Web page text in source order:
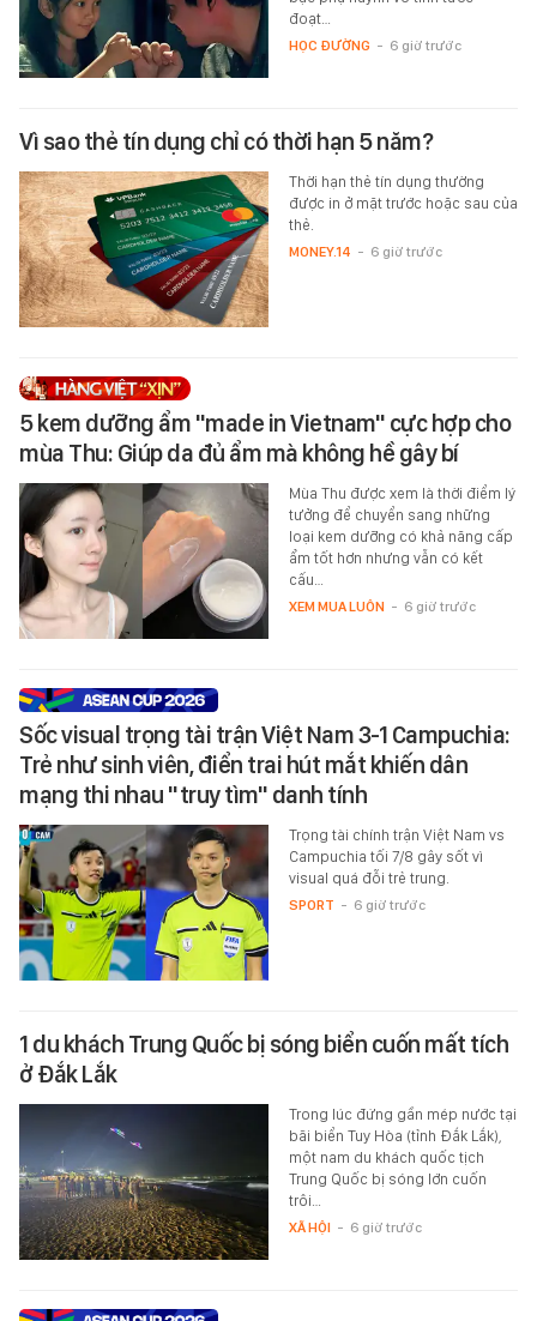
đoạt…
HỌC ĐƯỜNG - 6 giờ trước
Vì sao thẻ tín dụng chỉ có thời hạn 5 năm?
Thời hạn thẻ tín dụng thường
được in ở mặt trước hoặc sau của
thẻ.
MONEY.14 - 6 giờ trước
5 kem dưỡng ẩm "made in Vietnam" cực hợp cho
mùa Thu: Giúp da đủ ẩm mà không hề gây bí
Mùa Thu được xem là thời điểm lý
tưởng để chuyển sang những
loại kem dưỡng có khả năng cấp
ẩm tốt hơn nhưng vẫn có kết
cấu…
XEM MUA LUÔN - 6 giờ trước
Sốc visual trọng tài trận Việt Nam 3-1 Campuchia:
Trẻ như sinh viên, điển trai hút mắt khiến dân
mạng thi nhau "truy tìm" danh tính
Trọng tài chính trận Việt Nam vs
Campuchia tối 7/8 gây sốt vì
visual quá đỗi trẻ trung.
SPORT - 6 giờ trước
1 du khách Trung Quốc bị sóng biển cuốn mất tích
ở Đắk Lắk
Trong lúc đứng gần mép nước tại
bãi biển Tuy Hòa (tỉnh Đắk Lắk),
một nam du khách quốc tịch
Trung Quốc bị sóng lớn cuốn
trôi…
XÃ HỘI - 6 giờ trước